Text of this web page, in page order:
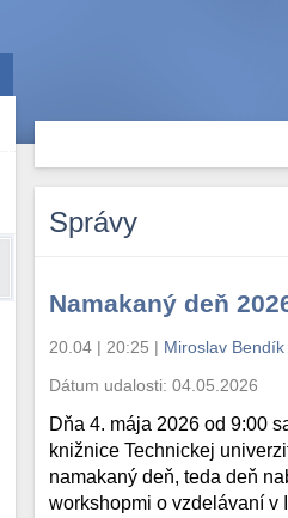
Správy
Namakaný deň
20.04 | 20:25 | Miroslav Bendík
Dátum udalosti:04.05.2026
Dňa 4. mája 2026 od 9:00
knižnice Technickej
namakaný deň, teda deň
workshopmi o vzdelávaní v